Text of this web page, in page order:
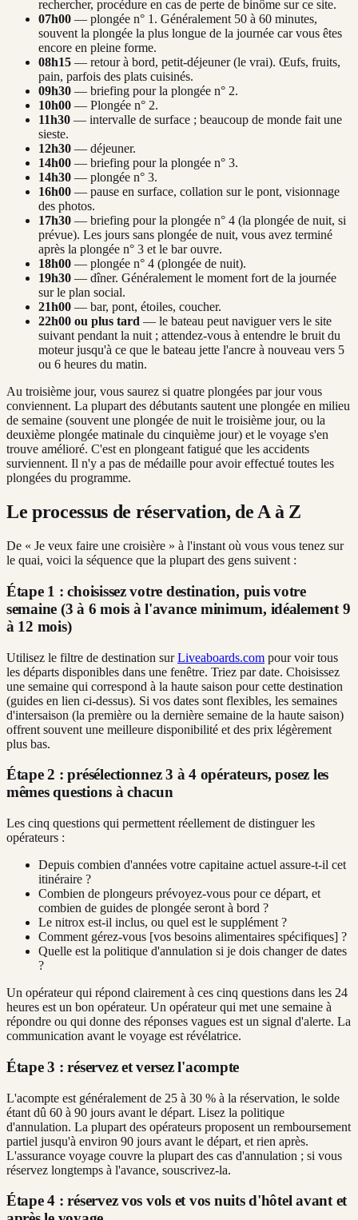
rechercher, procédure en cas de perte de binôme sur ce site.
07h00 — plongée n° 1. Généralement 50 à 60 minutes,
souvent la plongée la plus longue de la journée car vous êtes
encore en pleine forme.
08h15 — retour à bord, petit-déjeuner (le vrai). Œufs, fruits,
pain, parfois des plats cuisinés.
09h30 — briefing pour la plongée n° 2.
10h00 — Plongée n° 2.
11h30 — intervalle de surface ; beaucoup de monde fait une
sieste.
12h30 — déjeuner.
14h00 — briefing pour la plongée n° 3.
14h30 — plongée n° 3.
16h00 — pause en surface, collation sur le pont, visionnage
des photos.
17h30 — briefing pour la plongée n° 4 (la plongée de nuit, si
prévue). Les jours sans plongée de nuit, vous avez terminé
après la plongée n° 3 et le bar ouvre.
18h00 — plongée n° 4 (plongée de nuit).
19h30 — dîner. Généralement le moment fort de la journée
sur le plan social.
21h00 — bar, pont, étoiles, coucher.
22h00 ou plus tard — le bateau peut naviguer vers le site
suivant pendant la nuit ; attendez-vous à entendre le bruit du
moteur jusqu'à ce que le bateau jette l'ancre à nouveau vers 5
ou 6 heures du matin.
Au troisième jour, vous saurez si quatre plongées par jour vous
conviennent. La plupart des débutants sautent une plongée en milieu
de semaine (souvent une plongée de nuit le troisième jour, ou la
deuxième plongée matinale du cinquième jour) et le voyage s'en
trouve amélioré. C'est en plongeant fatigué que les accidents
surviennent. Il n'y a pas de médaille pour avoir effectué toutes les
plongées du programme.
Le processus de réservation, de A à Z
De « Je veux faire une croisière » à l'instant où vous vous tenez sur
le quai, voici la séquence que la plupart des gens suivent :
Étape 1 : choisissez votre destination, puis votre
semaine (3 à 6 mois à l'avance minimum, idéalement 9
à 12 mois)
Utilisez le filtre de destination surLiveaboards.com pour voir tous
les départs disponibles dans une fenêtre. Triez par date. Choisissez
une semaine qui correspond à la haute saison pour cette destination
(guides en lien ci-dessus). Si vos dates sont flexibles, les semaines
d'intersaison (la première ou la dernière semaine de la haute saison)
offrent souvent une meilleure disponibilité et des prix légèrement
plus bas.
Étape 2 : présélectionnez 3 à 4 opérateurs, posez les
mêmes questions à chacun
Les cinq questions qui permettent réellement de distinguer les
opérateurs :
Depuis combien d'années votre capitaine actuel assure-t-il cet
itinéraire ?
Combien de plongeurs prévoyez-vous pour ce départ, et
combien de guides de plongée seront à bord ?
Le nitrox est-il inclus, ou quel est le supplément ?
Comment gérez-vous [vos besoins alimentaires spécifiques] ?
Quelle est la politique d'annulation si je dois changer de dates
?
Un opérateur qui répond clairement à ces cinq questions dans les 24
heures est un bon opérateur. Un opérateur qui met une semaine à
répondre ou qui donne des réponses vagues est un signal d'alerte. La
communication avant le voyage est révélatrice.
Étape 3 : réservez et versez l'acompte
L'acompte est généralement de 25 à 30 % à la réservation, le solde
étant dû 60 à 90 jours avant le départ. Lisez la politique
d'annulation. La plupart des opérateurs proposent un remboursement
partiel jusqu'à environ 90 jours avant le départ, et rien après.
L'assurance voyage couvre la plupart des cas d'annulation ; si vous
réservez longtemps à l'avance, souscrivez-la.
Étape 4 : réservez vos vols et vos nuits d'hôtel avant et